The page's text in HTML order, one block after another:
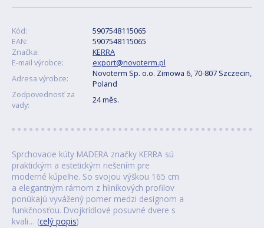
Kód:
5907548115065
EAN:
5907548115065
Značka:
KERRA
E-mail výrobce:
export@novoterm.pl
Adresa výrobce:
Novoterm Sp. o.o. Zimowa 6, 70-807 Szczecin,
Poland
Zodpovednosť za
vady:
24 měs.
Sprchovacie kúty MADERA značky KERRA sú
praktickým a estetickým riešením pre
moderné kúpeľne. So svojou výškou 165 cm
a elegantným rámom z hliníkových profilov
ponúkajú vyvážený pomer medzi designom a
funkčnosťou. Dvojkrídlové posuvné dvere s
kvali… (celý popis)